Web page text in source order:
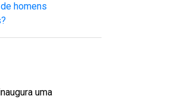
homens
uma